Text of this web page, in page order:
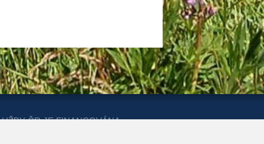
ČR JE FINANCOVÁNA